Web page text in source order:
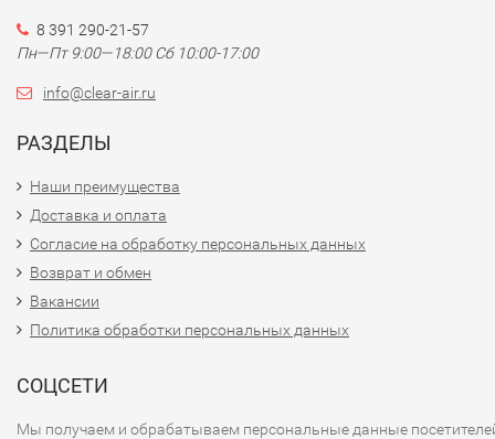
8 391 290-21-57
Пн—Пт 9:00—18:00 Сб 10:00-17:00
info@clear-air.ru
РАЗДЕЛЫ
Наши преимущества
Доставка и оплата
Согласие на обработку персональных данных
Возврат и обмен
Вакансии
Политика обработки персональных данных
СОЦСЕТИ
Мы получаем и обрабатываем персональные данные